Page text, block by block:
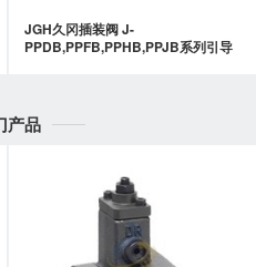
JGH久冈插装阀 J-
PPDB,PPFB,PPHB,PPJB系列引导
产品